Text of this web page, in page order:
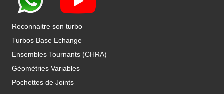
Reconnaitre son turbo
Turbos Base Echange
Ensembles Tournants (CHRA)
Géométries Variables
Pochettes de Joints